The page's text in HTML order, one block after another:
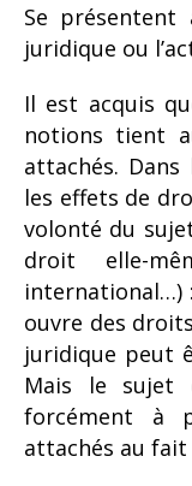
Se
juridique ou
Il est acquis
notions tient
attachés. Dans
les effets de
volonté du
droit elle-
international…)
ouvre des
juridique peut
Mais le sujet
forcément à
attachés au